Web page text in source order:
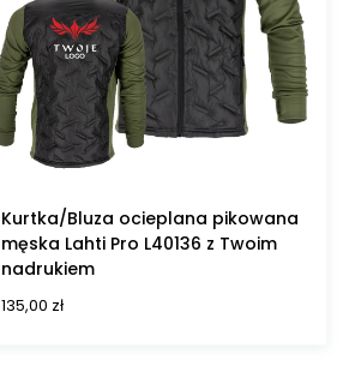
Kurtka/Bluza ocieplana pikowana
męska Lahti Pro L40136 z Twoim
nadrukiem
135,00 zł